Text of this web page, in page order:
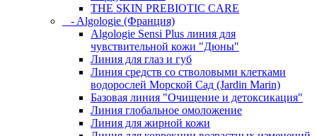
THE SKIN PREBIOTIC CARE
- Algologie (Франция)
Algologie Sensi Plus линия для
чувcтвительной кожи "Дюны"
Линия для глаз и губ
Линия средств со стволовыми клетками
водорослей Морской Сад (Jardin Marin)
Базовая линия "Очищение и детоксикация"
Линия глобальное омоложение
Линия для жирной кожи